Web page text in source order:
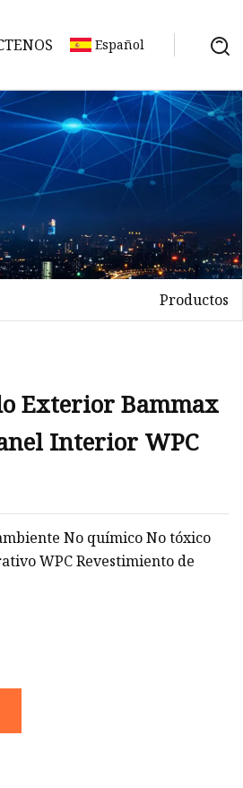
Español
Productos
Exterior Bammax
Interior WPC
No químico No tóxico
WPC Revestimiento de